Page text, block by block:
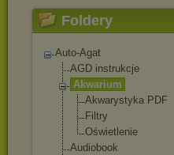
Foldery
Auto-Agat
AGD instrukcje
Akwarium
Akwarystyka PDF
Filtry
Oświetlenie
Audiobook